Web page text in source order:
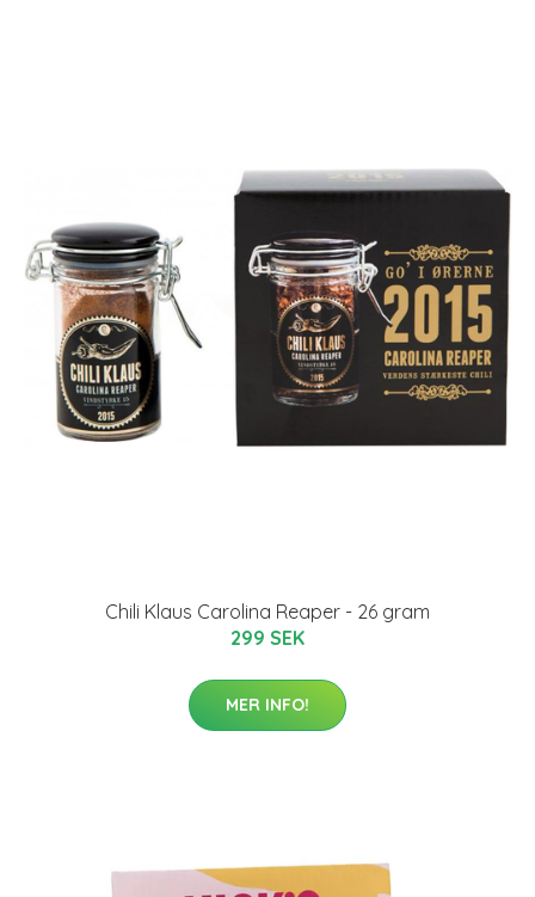
Chili Klaus Carolina Reaper - 26 gram
299 SEK
MER INFO!